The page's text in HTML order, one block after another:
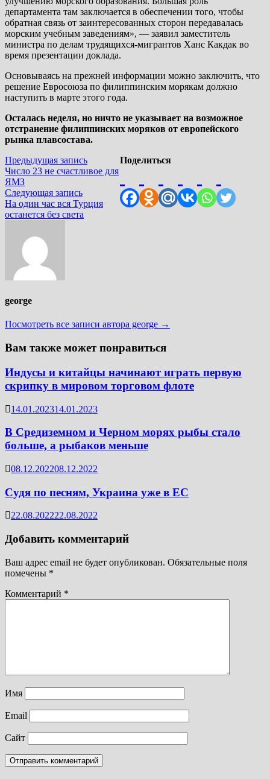
департамента там заключается в обеспечении того, чтобы
обратная связь от заинтересованных сторон передавалась
морским учебным заведениям», — заявил заместитель
министра по делам трудящихся-мигрантов Ханс Какдак во
время презентации доклада.
Основываясь на прежней информации можно заключить, что
решение Евросоюза по филиппинским морякам должно
наступить в марте этого года.
Осталась неделя, но ничто не указывает на возможное
отстранение филиппинских моряков от европейского
рынка плавсостава.
Поделиться
Навигация
по
записям
Предыдущая записьПредыдущая
запись:
Число 23 не счастливое для
ЯМЗ
Следующая записьСледующая
запись:
На один час вся Турция
останется без света
george
Посмотреть все записи автора george →
Вам также может понравиться
Индусы и китайцы начинают играть первую
скрипку в мировом торговом флоте
14.01.202314.01.2023
В Средиземном и Черном морях рыбы стало
больше, а рыбаков меньше
08.12.202208.12.2022
Судя по песням, Украина уже в ЕС
22.08.202222.08.2022
Добавить комментарий
Ваш адрес email не будет опубликован. Обязательные поля
помечены *
Комментарий *
Имя
Email
Сайт